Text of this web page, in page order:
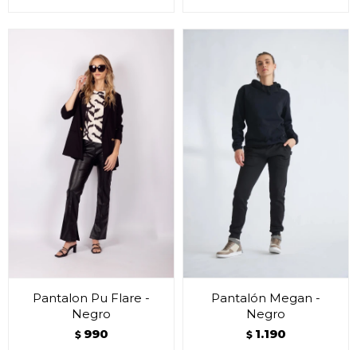
Pantalon Pu Flare -
Negro
$ 990
Pantalón Megan -
Negro
$ 1.190